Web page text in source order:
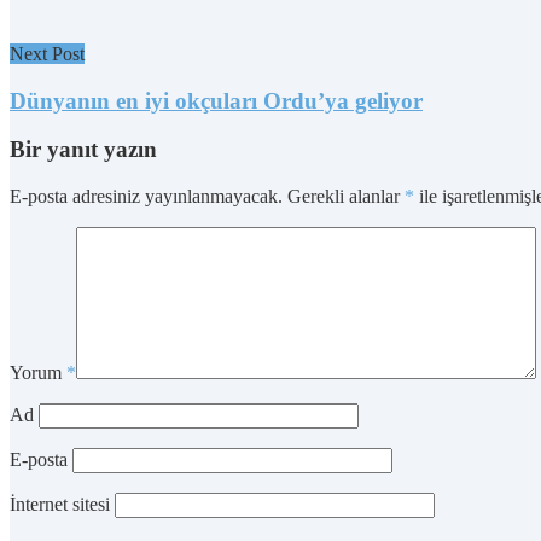
Next Post
Dünyanın en iyi okçuları Ordu’ya geliyor
Bir yanıt yazın
E-posta adresiniz yayınlanmayacak. Gerekli alanlar * ile
Yorum *
Ad
E-posta
İnternet sitesi